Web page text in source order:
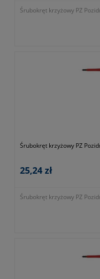
Śrubokręt krzyżowy PZ
Śrubokręt krzyżowy PZ
25,24 zł
Śrubokręt krzyżowy PZ